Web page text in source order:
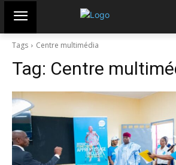
Tags Centre multimédia
Tag: Centre